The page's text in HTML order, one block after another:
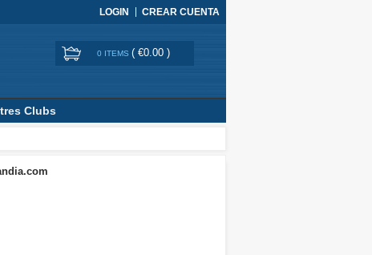
LOGIN CREAR CUENTA
0 ITEMS ( €0.00 )
Clubs